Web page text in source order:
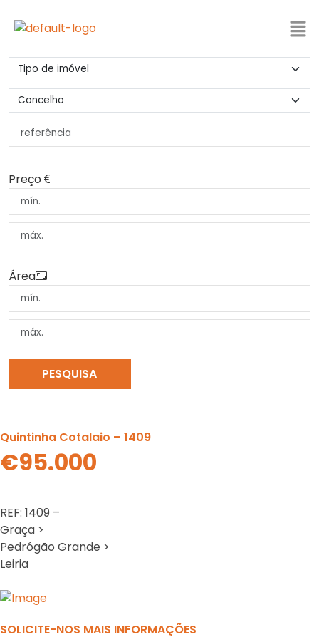
Preço
Área
PESQUISA
Quintinha Cotalaio – 1409
€95.000
REF: 1409 –
Graça >
Pedrógão Grande >
Leiria
Previous
SOLICITE-NOS MAIS INFORMAÇÕES